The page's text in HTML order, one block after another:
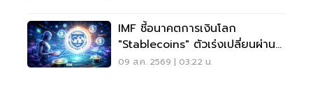
IMF ชี้อนาคตการเงินโลก
"Stablecoins" ตัวเร่งเปลี่ยนผ่าน
ระบบชำระเงิน
09 ส.ค. 2569 | 03:22 น.